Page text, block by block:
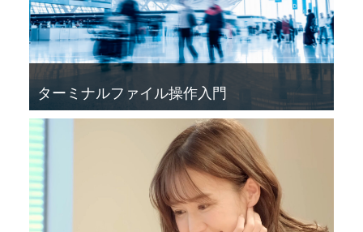
ターミナルファイル操作入門